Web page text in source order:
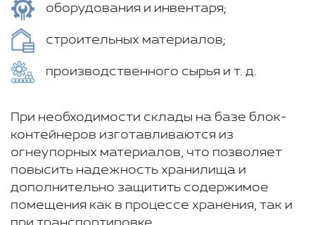
оборудования и инвентаря;
строительных материалов;
производственного сырья и т. д.
При необходимости склады на базе блок-
контейнеров изготавливаются из
огнеупорных материалов, что позволяет
повысить надежность хранилища и
дополнительно защитить содержимое
помещения как в процессе хранения, так и